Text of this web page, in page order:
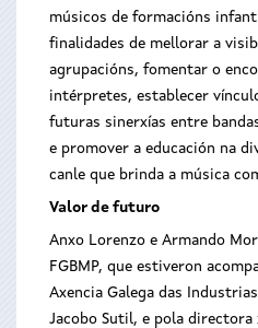
músicos de formacións
finalidades de mellorar a
agrupacións, fomentar o
intérpretes, establecer
futuras sinerxías entre
e promover a educación na
canle que brinda a música
Valor de futuro
Anxo Lorenzo e Armando
FGBMP, que estiveron
Axencia Galega das
Jacobo Sutil, e pola directora